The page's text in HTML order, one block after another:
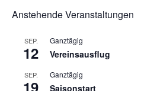
Anstehende Veranstaltungen
SEP.
12
Ganztägig
Vereinsausflug
SEP.
19
Ganztägig
Saisonstart